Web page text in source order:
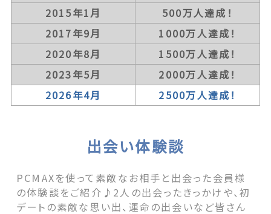
2015年1月
500万人達成！
2017年9月
1000万人達成！
2020年8月
1500万人達成！
2023年5月
2000万人達成！
2026年4月
2500万人達成！
出会い体験談
PCMAXを使って素敵なお相手と出会った会員様
の体験談をご紹介♪2人の出会ったきっかけや、初
デートの素敵な思い出、運命の出会いなど皆さん